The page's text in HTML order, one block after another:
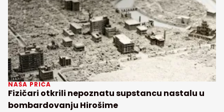
NAŠA PRIČA
Fizičari otkrili nepoznatu supstancu nastalu u
bombardovanju Hirošime